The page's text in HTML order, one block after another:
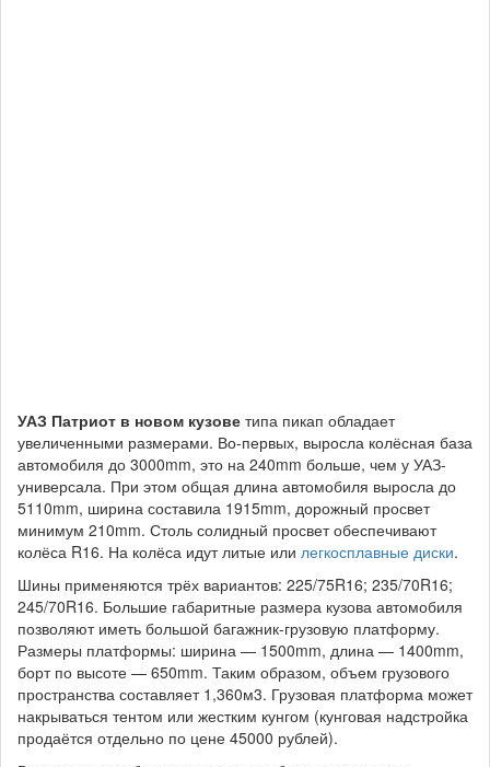
УАЗ Патриот в новом кузове типа пикап обладает
увеличенными размерами. Во-первых, выросла колёсная база
автомобиля до 3000mm, это на 240mm больше, чем у УАЗ-
универсала. При этом общая длина автомобиля выросла до
5110mm, ширина составила 1915mm, дорожный просвет
минимум 210mm. Столь солидный просвет обеспечивают
колёса R16. На колёса идут литые или легкосплавные диски.
Шины применяются трёх вариантов: 225/75R16; 235/70R16;
245/70R16. Большие габаритные размера кузова автомобиля
позволяют иметь большой багажник-грузовую платформу.
Размеры платформы: ширина — 1500mm, длина — 1400mm,
борт по высоте — 650mm. Таким образом, объем грузового
пространства составляет 1,360м3. Грузовая платформа может
накрываться тентом или жестким кунгом (кунговая надстройка
продаётся отдельно по цене 45000 рублей).